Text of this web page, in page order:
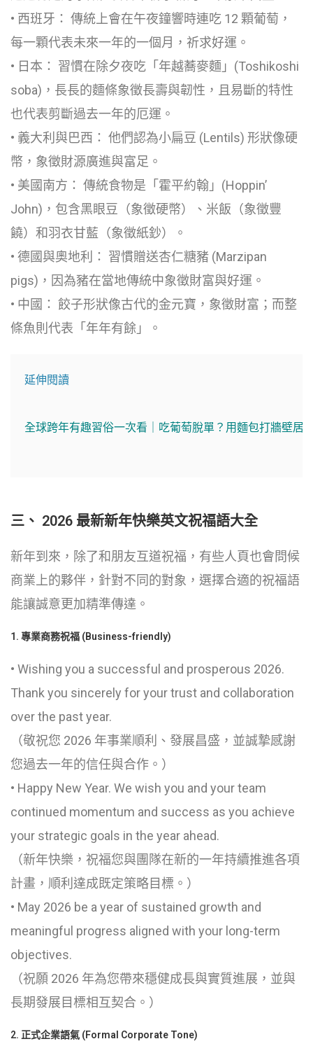
• 西班牙： 傳統上會在午夜鐘響時連吃 12 顆葡萄，
每一顆代表未來一年的一個月，祈求好運。
• 日本： 習慣在除夕夜吃「年越蕎麥麵」(Toshikoshi
soba)，長長的麵條象徵長壽與韌性，且易斷的特性
也代表剪斷過去一年的厄運。
• 義大利與巴西： 他們認為小扁豆 (Lentils) 形狀像硬
幣，象徵財源廣進與富足。
• 美國南方： 傳統食物是「霍平約翰」(Hoppin’
John)，包含黑眼豆（象徵硬幣）、米飯（象徵豐
饒）和羽衣甘藍（象徵紙鈔）。
• 德國與奧地利： 習慣贈送杏仁糖豬 (Marzipan
pigs)，因為豬在當地傳統中象徵財富與好運。
• 中國： 餃子形狀像古代的金元寶，象徵財富；而整
條魚則代表「年年有餘」。
延伸閱讀
全球跨年有趣習俗一次看｜吃葡萄脫單？用麵包打牆壁居
三、 2026 最新新年快樂英文祝福語大全
新年到來，除了和朋友互道祝福，有些人頁也會問候
商業上的夥伴，針對不同的對象，選擇合適的祝福語
能讓誠意更加精準傳達。
1. 專業商務祝福 (Business-friendly)
• Wishing you a successful and prosperous 2026.
Thank you sincerely for your trust and collaboration
over the past year.
（敬祝您 2026 年事業順利、發展昌盛，並誠摯感謝
您過去一年的信任與合作。）
• Happy New Year. We wish you and your team
continued momentum and success as you achieve
your strategic goals in the year ahead.
（新年快樂，祝福您與團隊在新的一年持續推進各項
計畫，順利達成既定策略目標。）
• May 2026 be a year of sustained growth and
meaningful progress aligned with your long-term
objectives.
（祝願 2026 年為您帶來穩健成長與實質進展，並與
長期發展目標相互契合。）
2. 正式企業語氣 (Formal Corporate Tone)